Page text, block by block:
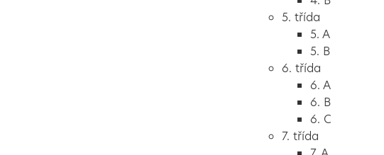
5. třída
5. A
5. B
6. třída
6. A
6. B
6. C
7. třída